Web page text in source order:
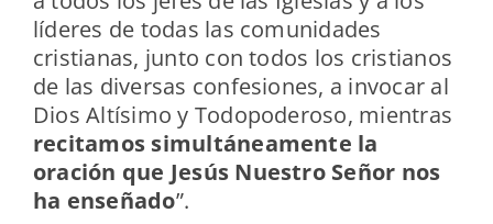
líderes de todas las comunidades
cristianas, junto con todos los cristianos
de las diversas confesiones, a invocar al
Dios Altísimo y Todopoderoso, mientras
recitamos simultáneamente la
oración que Jesús Nuestro Señor nos
ha enseñado”.